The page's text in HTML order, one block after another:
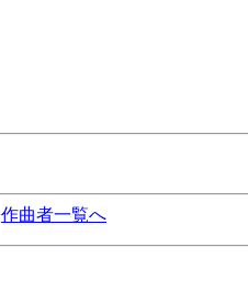
作曲者一覧へ